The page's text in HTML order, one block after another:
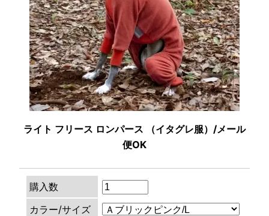
ライト フリース ロンパース （イタグレ服）/メール
便OK
購入数
カラー/サイズ